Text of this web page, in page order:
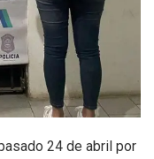
24 de abril por